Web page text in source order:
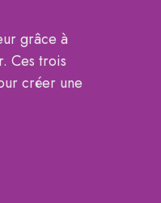
grâce à
Ces trois
créer une